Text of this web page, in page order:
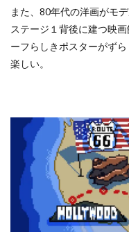
また、80年代の洋画がモ
ステージ１背後に建つ映
ーフらしきポスターがず
楽しい。